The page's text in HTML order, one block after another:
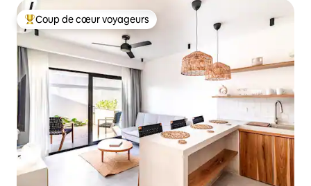
Coup de cœur voyageurs parmi les plus aimés
Coup de cœur voyageurs